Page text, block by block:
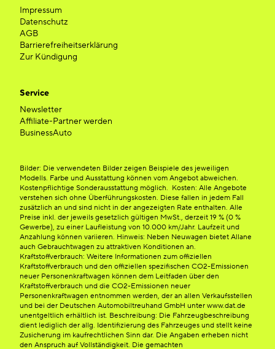
Impressum
Datenschutz
AGB
Barrierefreiheitserklärung
Zur Kündigung
Service
Newsletter
Affiliate-Partner werden
BusinessAuto
Bilder: Die verwendeten Bilder zeigen Beispiele des jeweiligen
Modells. Farbe und Ausstattung können vom Angebot abweichen.
Kostenpflichtige Sonderausstattung möglich. Kosten: Alle Angebote
verstehen sich ohne Überführungskosten. Diese fallen in jedem Fall
zusätzlich an und sind nicht in der angezeigten Rate enthalten. Alle
Preise inkl. der jeweils gesetzlich gültigen MwSt., derzeit 19 % (0 %
Gewerbe), zu einer Laufleistung von 10.000 km/Jahr. Laufzeit und
Anzahlung können variieren. Hinweis: Neben Neuwagen bietet Allane
auch Gebrauchtwagen zu attraktiven Konditionen an.
Kraftstoffverbrauch: Weitere Informationen zum offiziellen
Kraftstoffverbrauch und den offiziellen spezifischen CO2-Emissionen
neuer Personenkraftwagen können dem Leitfaden über den
Kraftstoffverbrauch und die CO2-Emissionen neuer
Personenkraftwagen entnommen werden, der an allen Verkaufsstellen
und bei der Deutschen Automobiltreuhand GmbH unter www.dat.de
unentgeltlich erhältlich ist. Beschreibung: Die Fahrzeugbeschreibung
dient lediglich der allg. Identifizierung des Fahrzeuges und stellt keine
Zusicherung im kaufrechtlichen Sinn dar. Die Angaben erheben nicht
den Anspruch auf Vollständigkeit. Die gemachten